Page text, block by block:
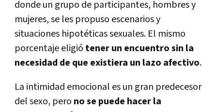
donde un grupo de participantes, hombres y
mujeres, se les propuso escenarios y
situaciones hipotéticas sexuales. El mismo
porcentaje eligió tener un encuentro sin la
necesidad de que existiera un lazo afectivo.
La intimidad emocional es un gran predecesor
del sexo, pero no se puede hacer la